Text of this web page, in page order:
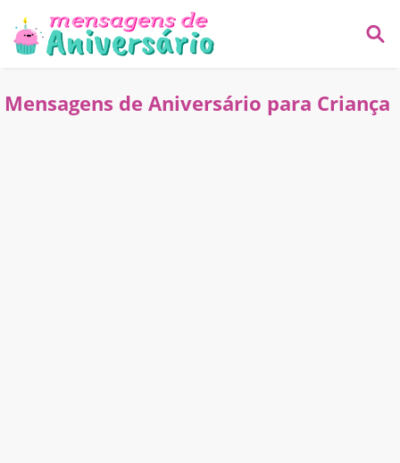
Mensagens de Aniversário para Criança